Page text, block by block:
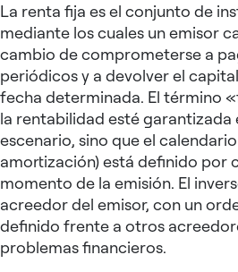
La renta fija es el conjunto de
mediante los cuales un emisor
cambio de comprometerse a
periódicos y a devolver el
fecha determinada. El término
la rentabilidad esté garantizada
escenario, sino que el
amortización) está definido por
momento de la emisión. El
acreedor del emisor, con un
definido frente a otros
problemas financieros.